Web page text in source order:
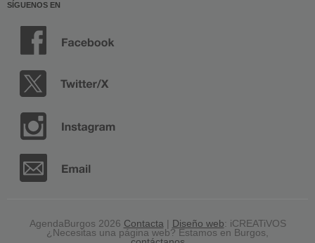
SÍGUENOS EN
AgendaBurgos 2026 Contacta| Diseño web: iCREATiVOS
¿Necesitas una página web? Estamos en Burgos,